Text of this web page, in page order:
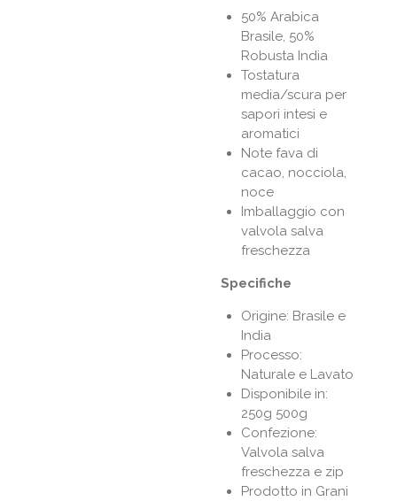
50% Arabica
Brasile, 50%
Robusta India
Tostatura
media/scura per
sapori intesi e
aromatici
Note fava di
cacao, nocciola,
noce
Imballaggio con
valvola salva
freschezza
Specifiche
Origine: Brasile e
India
Processo:
Naturale e Lavato
Disponibile in:
250g 500g
Confezione:
Valvola salva
freschezza e zip
Prodotto in Grani